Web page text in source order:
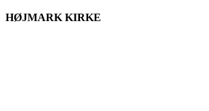
HØJMARK KIRKE